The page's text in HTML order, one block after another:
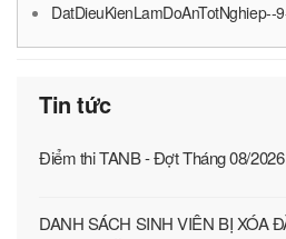
DatDieuKienLamDoAnTotNghiep--
Tin tức
Điểm thi TANB - Đợt Tháng 08/2026
DANH SÁCH SINH VIÊN BỊ XÓA